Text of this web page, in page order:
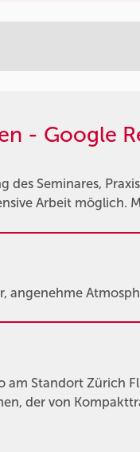
- Google
des Seminares,
Arbeit möglich.
angenehme
am Standort Zürich
der von